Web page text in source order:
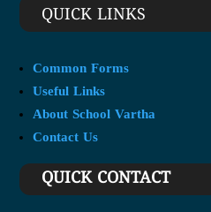
QUICK LINKS
Common Forms
Useful Links
About School Vartha
Contact Us
QUICK CONTACT